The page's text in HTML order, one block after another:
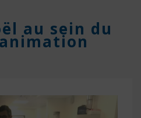
au sein du